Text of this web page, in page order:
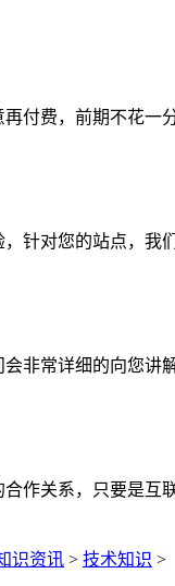
付费，前期不花一
针对您的站点，我
非常详细的向您
作关系，只要是互
识资讯 > 技术知识 >